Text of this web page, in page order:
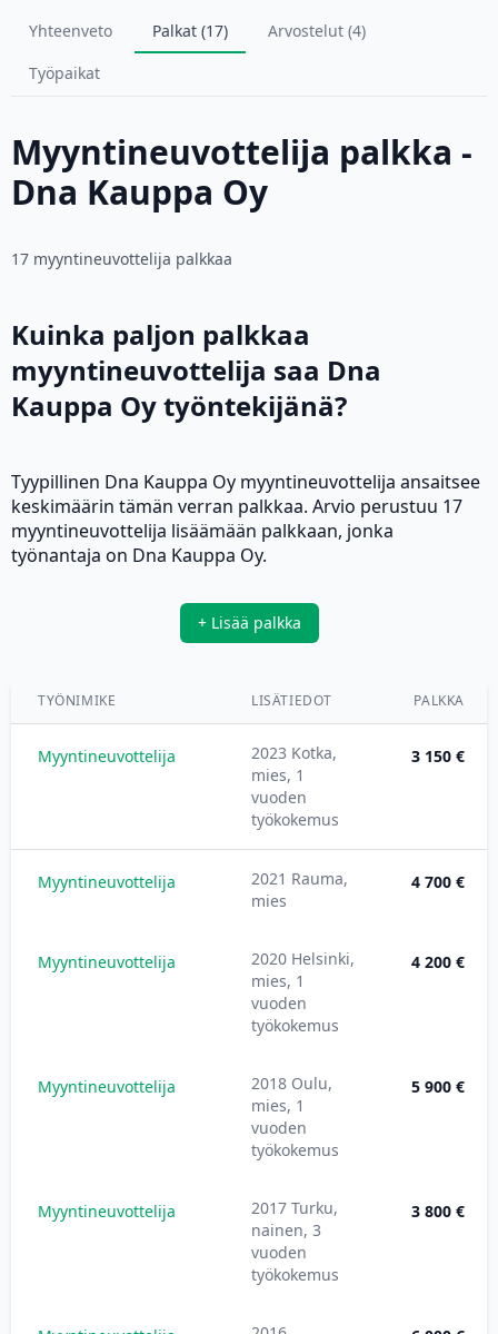
Yhteenveto Palkat (17)
Arvostelut (4)
Työpaikat
Myyntineuvottelija palkka -
Dna Kauppa Oy
17 myyntineuvottelija palkkaa
Kuinka paljon palkkaa
myyntineuvottelija saa Dna
Kauppa Oy työntekijänä?
Tyypillinen Dna Kauppa Oy myyntineuvottelija ansaitsee
keskimäärin tämän verran palkkaa. Arvio perustuu 17
myyntineuvottelija lisäämään palkkaan, jonka
työnantaja on Dna Kauppa Oy.
+ Lisää palkka
TYÖNIMIKE LISÄTIEDOT PALKKA
Myyntineuvottelija
2023 Kotka,
mies, 1
vuoden
työkokemus
3 150 €
Myyntineuvottelija
2021 Rauma,
mies
4 700 €
Myyntineuvottelija
2020 Helsinki,
mies, 1
vuoden
työkokemus
4 200 €
Myyntineuvottelija
2018 Oulu,
mies, 1
vuoden
työkokemus
5 900 €
Myyntineuvottelija
2017 Turku,
nainen, 3
vuoden
työkokemus
3 800 €